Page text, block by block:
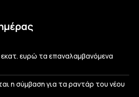
ευρώ τα επαναλαμβανόμενα
η σύμβαση για τα ραντάρ του νέου